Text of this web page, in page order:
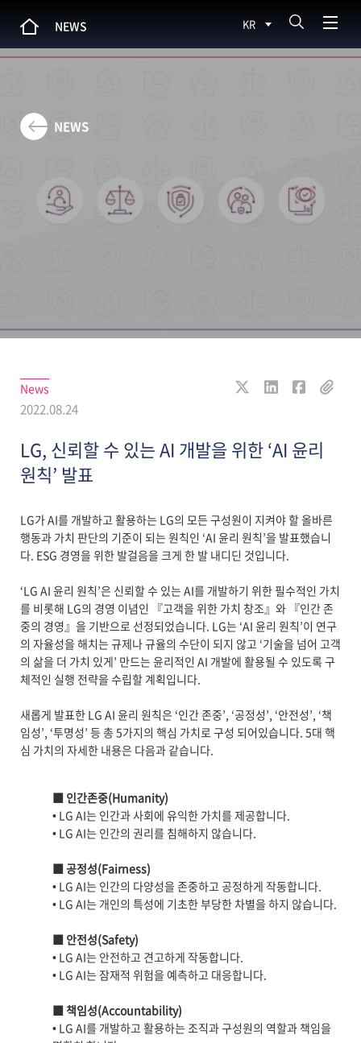
NEWS KR
NEWS
News
2022.08.24
LG, 신뢰할 수 있는 AI 개발을 위한 ‘AI 윤리
원칙’ 발표
LG가 AI를 개발하고 활용하는 LG의 모든 구성원이 지켜야 할 올바른
행동과 가치 판단의 기준이 되는 원칙인 ‘AI 윤리 원칙’을 발표했습니
다. ESG 경영을 위한 발걸음을 크게 한 발 내디딘 것입니다.
‘LG AI 윤리 원칙’은 신뢰할 수 있는 AI를 개발하기 위한 필수적인 가치
를 비롯해 LG의 경영 이념인 『고객을 위한 가치 창조』와 『인간 존
중의 경영』을 기반으로 선정되었습니다. LG는 ‘AI 윤리 원칙’이 연구
의 자율성을 해치는 규제나 규율의 수단이 되지 않고 ‘기술을 넘어 고객
의 삶을 더 가치 있게’ 만드는 윤리적인 AI 개발에 활용될 수 있도록 구
체적인 실행 전략을 수립할 계획입니다.
새롭게 발표한 LG AI 윤리 원칙은 ‘인간 존중’, ‘공정성’, ‘안전성’, ‘책
임성’, ‘투명성’ 등 총 5가지의 핵심 가치로 구성 되어있습니다. 5대 핵
심 가치의 자세한 내용은 다음과 같습니다.
■ 인간존중(Humanity)
• LG AI는 인간과 사회에 유익한 가치를 제공합니다.
• LG AI는 인간의 권리를 침해하지 않습니다.
■ 공정성(Fairness)
• LG AI는 인간의 다양성을 존중하고 공정하게 작동합니다.
• LG AI는 개인의 특성에 기초한 부당한 차별을 하지 않습니다.
■ 안전성(Safety)
• LG AI는 안전하고 견고하게 작동합니다.
• LG AI는 잠재적 위험을 예측하고 대응합니다.
■ 책임성(Accountability)
• LG AI를 개발하고 활용하는 조직과 구성원의 역할과 책임을